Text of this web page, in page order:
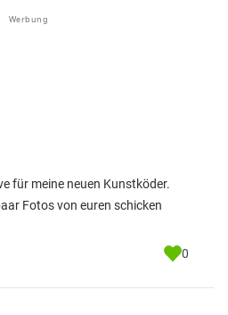
Werbung
für meine neuen Kunstköder.
Fotos von euren schicken
0